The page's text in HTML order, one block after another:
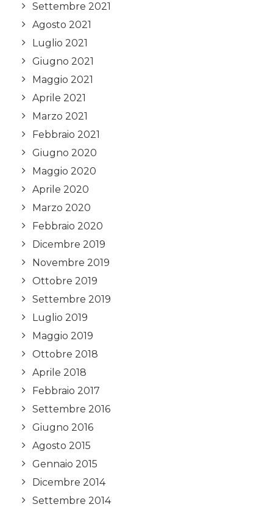
Settembre 2021
Agosto 2021
Luglio 2021
Giugno 2021
Maggio 2021
Aprile 2021
Marzo 2021
Febbraio 2021
Giugno 2020
Maggio 2020
Aprile 2020
Marzo 2020
Febbraio 2020
Dicembre 2019
Novembre 2019
Ottobre 2019
Settembre 2019
Luglio 2019
Maggio 2019
Ottobre 2018
Aprile 2018
Febbraio 2017
Settembre 2016
Giugno 2016
Agosto 2015
Gennaio 2015
Dicembre 2014
Settembre 2014